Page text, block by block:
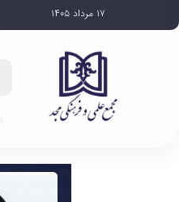
۱۷ مرداد ۱۴۰۵